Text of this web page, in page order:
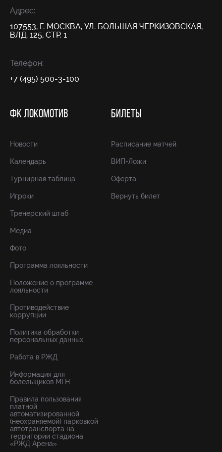
Адрес:
107553, Г. МОСКВА, УЛ. БОЛЬШАЯ ЧЕРКИЗОВСКАЯ,
ВЛД. 125, СТР. 1
Телефон:
+7 (495) 500-3-100
ФК ЛОКОМОТИВ
Новости
Календарь
Турнирная таблица
Игроки
Тренерский штаб
Медиа
Фото
Программа лояльности
Положение о программе
лояльности
Противодействие
коррупции
Политика обработки
персональных данных
Работа в РЖД
Информация для
болельщиков МГН
Правила пользования
платной
автоматизированной
(неохраняемой) парковкой
автотранспорта на
территории стадиона
«РЖД Арена»
БИЛЕТЫ
Расписание матчей
ВИП-Ложи
Оферта
Вернуть билет